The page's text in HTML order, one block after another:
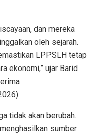
dan mereka
oleh sejarah.
LPPSLH tetap
ekonomi,” ujar Barid
tidak akan berubah.
sumber